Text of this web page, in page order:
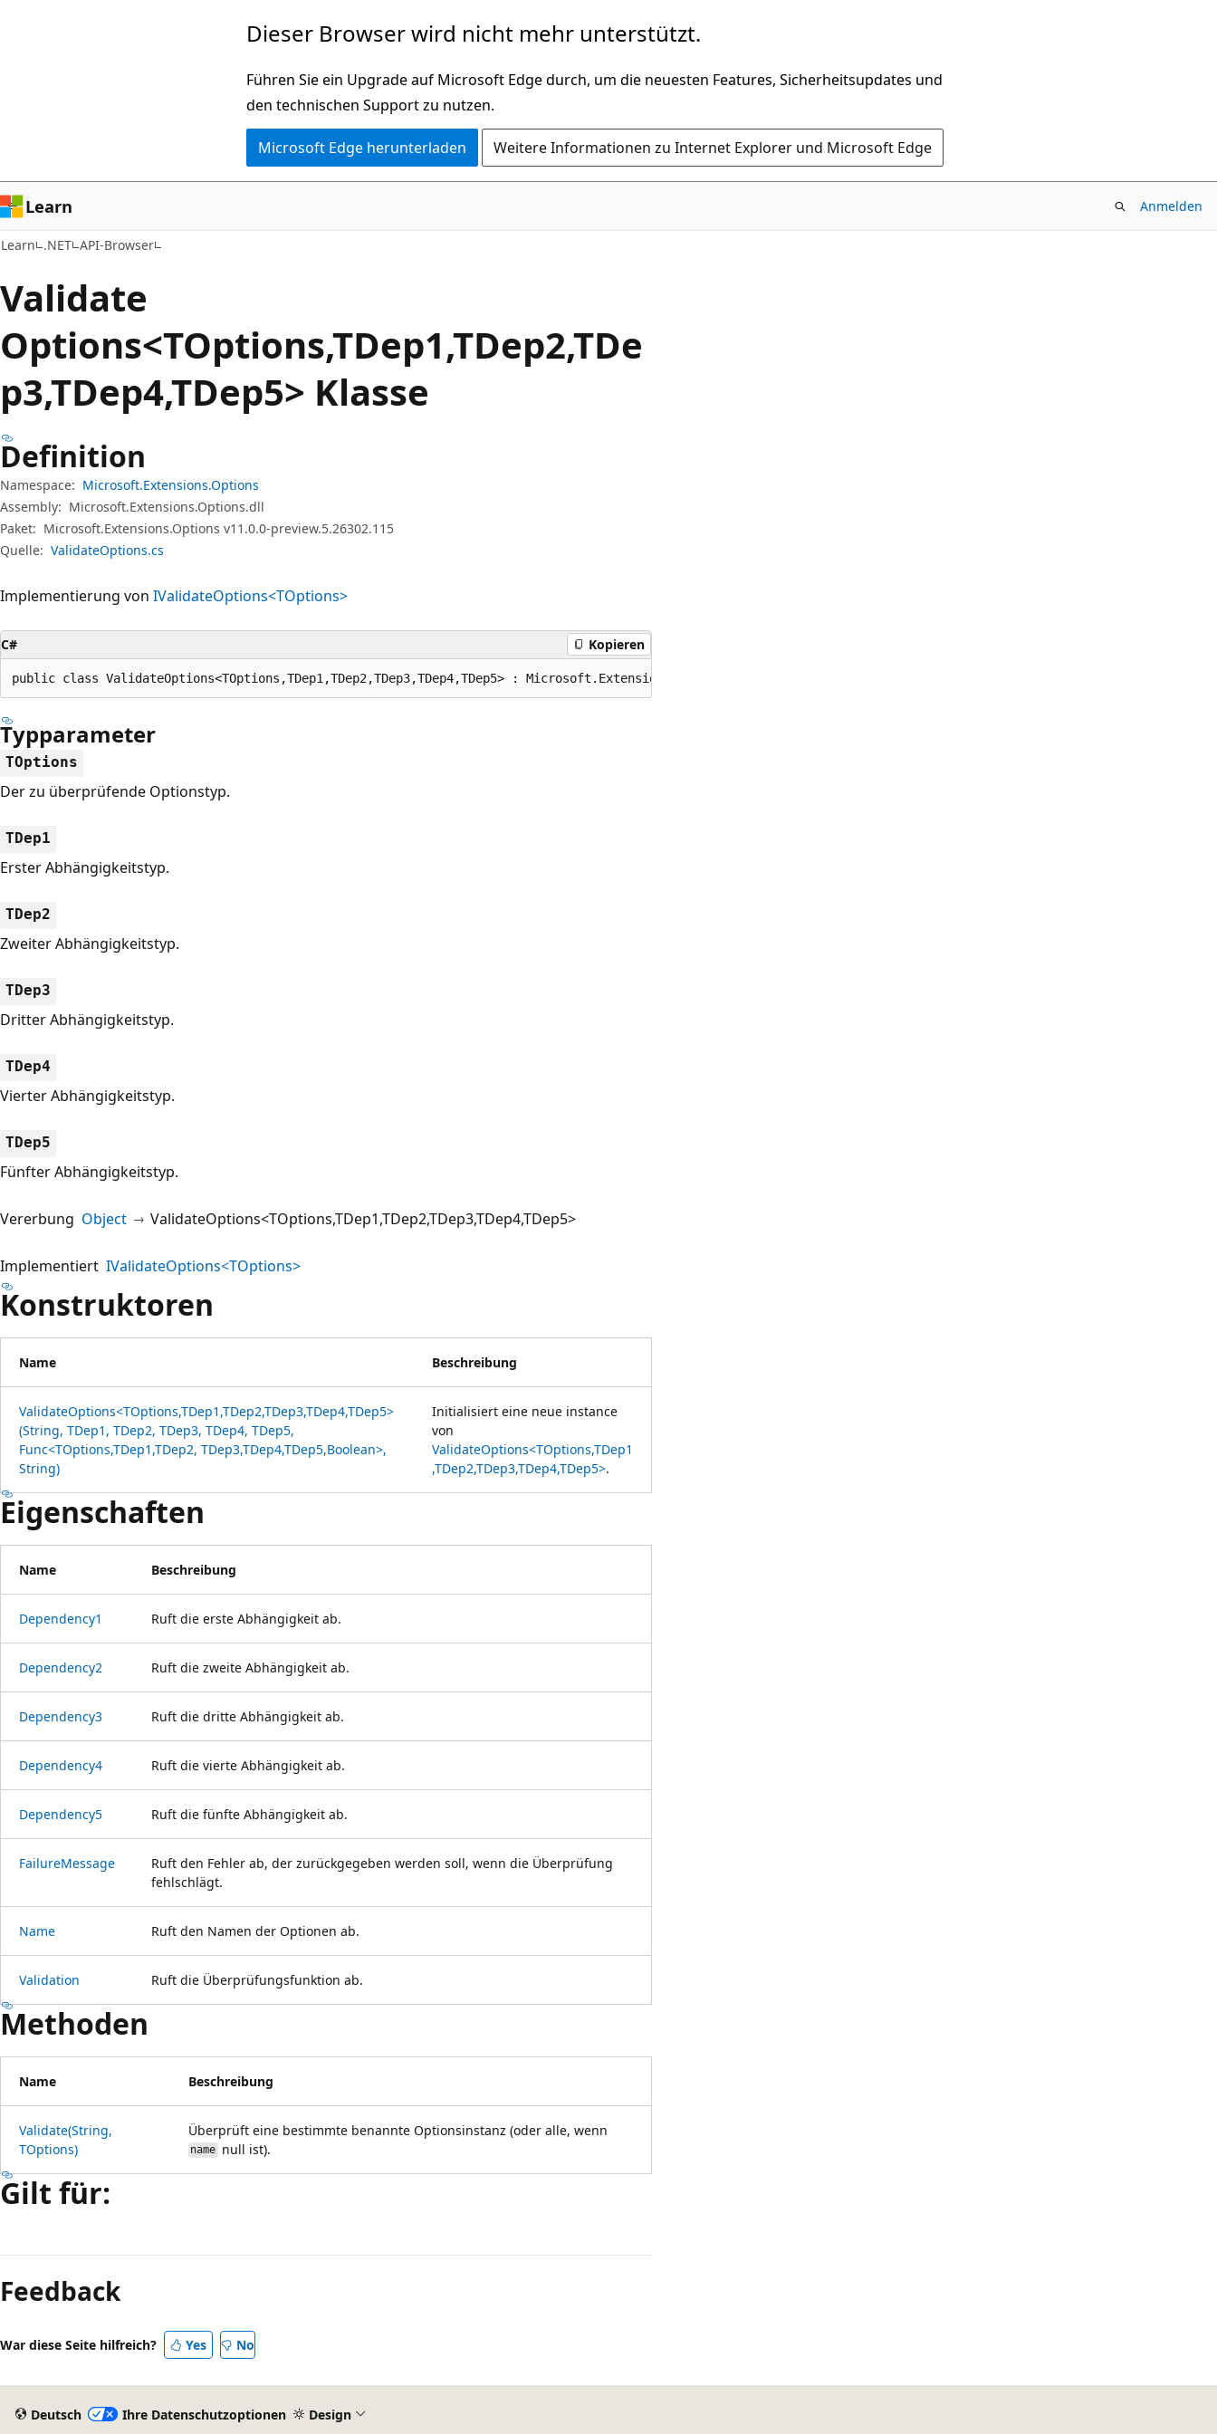
Dieser Browser wird nicht mehr unterstützt.
Führen Sie ein Upgrade auf Microsoft Edge durch, um die neuesten Features, Sicherheitsupdates und
den technischen Support zu nutzen.
Microsoft Edge herunterladen Weitere Informationen zu Internet Explorer und Microsoft Edge
Learn Anmelden
Learn .NET API-Browser
Validate
Options<TOptions,TDep1,TDep2,TDe
p3,TDep4,TDep5> Klasse
Definition
Namespace: Microsoft.Extensions.Options
Assembly: Microsoft.Extensions.Options.dll
Paket: Microsoft.Extensions.Options v11.0.0-preview.5.26302.115
Quelle: ValidateOptions.cs
Implementierung von IValidateOptions<TOptions>
C# Kopieren
public class ValidateOptions<TOptions,TDep1,TDep2,TDep3,TDep4,TDep5> : Microsoft.Extensions.Options.IValidateOptions<TOptions> where TOptions : class
Typparameter
TOptions
Der zu überprüfende Optionstyp.
TDep1
Erster Abhängigkeitstyp.
TDep2
Zweiter Abhängigkeitstyp.
TDep3
Dritter Abhängigkeitstyp.
TDep4
Vierter Abhängigkeitstyp.
TDep5
Fünfter Abhängigkeitstyp.
Vererbung Object ValidateOptions<TOptions,TDep1,TDep2,TDep3,TDep4,TDep5>
Implementiert IValidateOptions<TOptions>
Konstruktoren
Name Beschreibung
ValidateOptions<TOptions,TDep1,TDep2,TDep3,TDep4,TDep5>
(String, TDep1, TDep2, TDep3, TDep4, TDep5,
Func<TOptions,TDep1,TDep2, TDep3,TDep4,TDep5,Boolean>,
String)
Initialisiert eine neue instance
von
ValidateOptions<TOptions,TDep1
,TDep2,TDep3,TDep4,TDep5>.
Eigenschaften
Name Beschreibung
Dependency1 Ruft die erste Abhängigkeit ab.
Dependency2 Ruft die zweite Abhängigkeit ab.
Dependency3 Ruft die dritte Abhängigkeit ab.
Dependency4 Ruft die vierte Abhängigkeit ab.
Dependency5 Ruft die fünfte Abhängigkeit ab.
FailureMessage
Ruft den Fehler ab, der zurückgegeben werden soll, wenn die Überprüfung
fehlschlägt.
Name Ruft den Namen der Optionen ab.
Validation Ruft die Überprüfungsfunktion ab.
Methoden
Name Beschreibung
Validate(String,
TOptions)
Überprüft eine bestimmte benannte Optionsinstanz (oder alle, wenn
namenull ist).
Gilt für:
deaktiviert
Feedback
War diese Seite hilfreich? Yes No
Deutsch Ihre Datenschutzoptionen Design